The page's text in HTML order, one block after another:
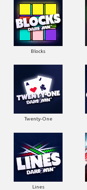
Blocks
Twenty-One
Lines